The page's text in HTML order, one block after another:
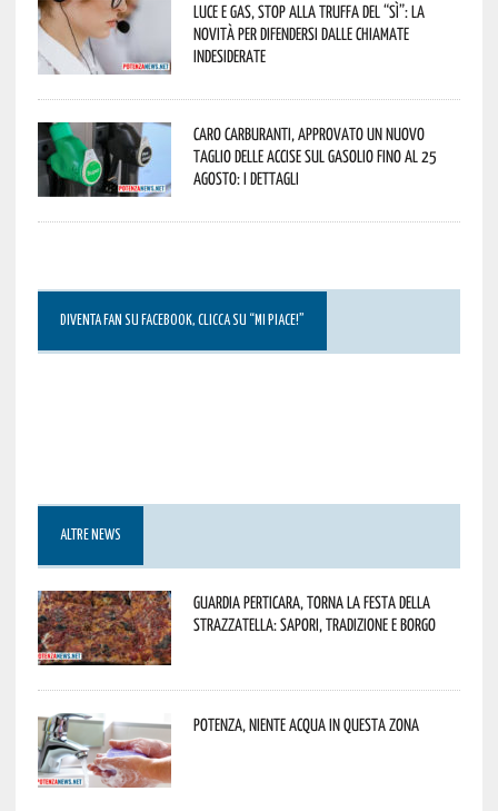
Luce e gas, stop alla truffa del “Sì”: la
novità per difendersi dalle chiamate
indesiderate
Caro carburanti, approvato un nuovo
taglio delle accise sul gasolio fino al 25
agosto: i dettagli
DIVENTA FAN SU FACEBOOK, CLICCA SU “MI PIACE!”
ALTRE NEWS
Guardia Perticara, torna la Festa della
Strazzatella: sapori, tradizione e borgo
Potenza, niente acqua in questa zona